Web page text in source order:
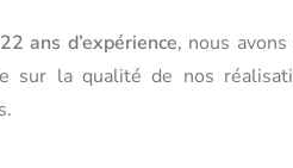
22 ans d’expérience, nous
sur la qualité de nos